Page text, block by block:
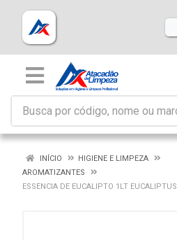
INÍCIO
HIGIENE E LIMPEZA
AROMATIZANTES
ESSENCIA DE EUCALIPTO 1LT EUCALIPTUS